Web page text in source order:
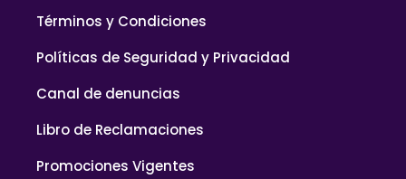
Términos y Condiciones
Políticas de Seguridad y Privacidad
Canal de denuncias
Libro de Reclamaciones
Promociones Vigentes